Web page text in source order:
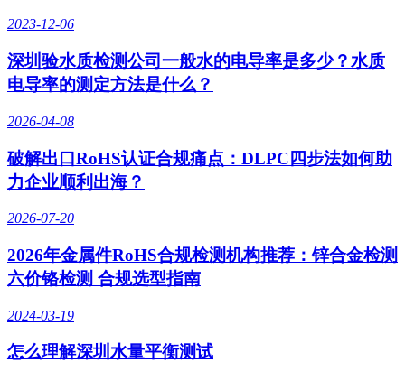
2023-12-06
深圳验水质检测公司一般水的电导率是多少？水质
电导率的测定方法是什么？
2026-04-08
破解出口RoHS认证合规痛点：DLPC四步法如何助
力企业顺利出海？
2026-07-20
2026年金属件RoHS合规检测机构推荐：锌合金检测
六价铬检测 合规选型指南
2024-03-19
怎么理解深圳水量平衡测试